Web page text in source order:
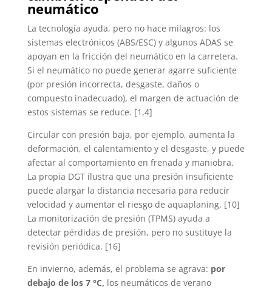
neumático
La tecnología ayuda, pero no hace milagros: los
sistemas electrónicos (ABS/ESC) y algunos ADAS se
apoyan en la fricción del neumático en la carretera.
Si el neumático no puede generar agarre suficiente
(por presión incorrecta, desgaste, daños o
compuesto inadecuado), el margen de actuación de
estos sistemas se reduce. [1,4]
Circular con presión baja, por ejemplo, aumenta la
deformación, el calentamiento y el desgaste, y puede
afectar al comportamiento en frenada y maniobra.
La propia DGT ilustra que una presión insuficiente
puede alargar la distancia necesaria para reducir
velocidad y aumentar el riesgo de aquaplaning. [10]
La monitorización de presión (TPMS) ayuda a
detectar pérdidas de presión, pero no sustituye la
revisión periódica. [16]
En invierno, además, el problema se agrava: por
debajo de los 7 °C, los neumáticos de verano